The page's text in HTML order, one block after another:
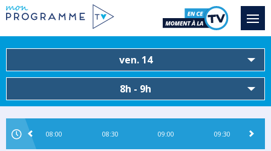
ven. 14
8h - 9h
08:00 08:30 09:00 09:30